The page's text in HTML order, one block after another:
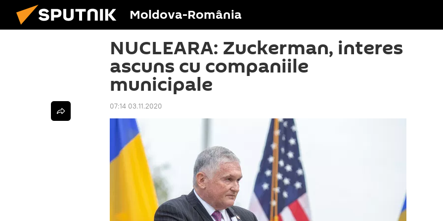
Moldova-România
NUCLEARA: Zuckerman, interes
ascuns cu companiile
municipale
07:14 03.11.2020